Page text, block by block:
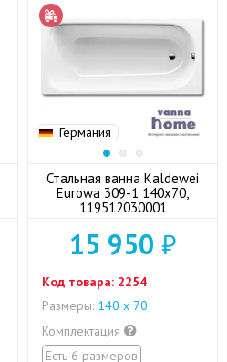
Германия
Стальная ванна Kaldewei
Eurowa 309-1 140x70,
119512030001
15 950 ₽
Код товара: 2254
Размеры: 140 х 70
Комплектация
Есть 6 размеров